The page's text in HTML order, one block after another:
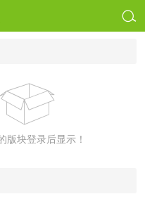


版块登录后显示！